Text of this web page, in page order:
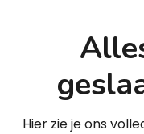
Hier zie je ons